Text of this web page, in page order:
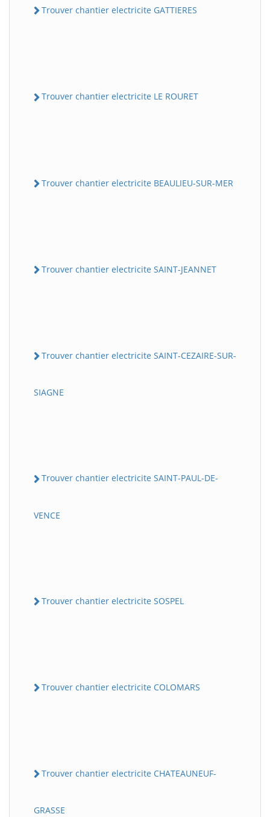
Trouver chantier electricite GATTIERES
Trouver chantier electricite LE ROURET
Trouver chantier electricite BEAULIEU-SUR-MER
Trouver chantier electricite SAINT-JEANNET
Trouver chantier electricite SAINT-CEZAIRE-SUR-
SIAGNE
Trouver chantier electricite SAINT-PAUL-DE-
VENCE
Trouver chantier electricite SOSPEL
Trouver chantier electricite COLOMARS
Trouver chantier electricite CHATEAUNEUF-
GRASSE